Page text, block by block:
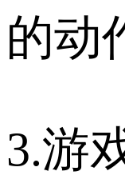
的动
3.游